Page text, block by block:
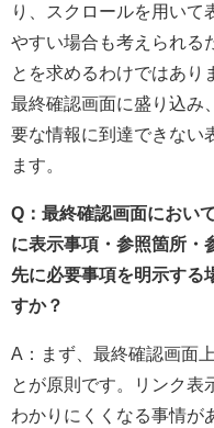
り、スクロールを用いて
やすい場合も考えられる
とを求めるわけではあり
最終確認画面に盛り込み
要な情報に到達できない
ます。
Q：最終確認画面におい
に表示事項・参照箇所・
先に必要事項を明示する
すか？
A：まず、最終確認画面
とが原則です。リンク表
わかりにくくなる事情が